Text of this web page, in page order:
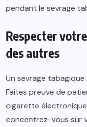
pendant le sevrage
Respecter
des autres
Un sevrage
Faites preuve de
cigarette
concentrez-vous sur